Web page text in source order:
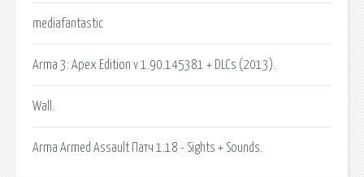
mediafantastic
Arma 3: Apex Edition v 1.90.145381 + DLCs (2013).
Wall.
Arma Armed Assault Патч 1.18 - Sights + Sounds.